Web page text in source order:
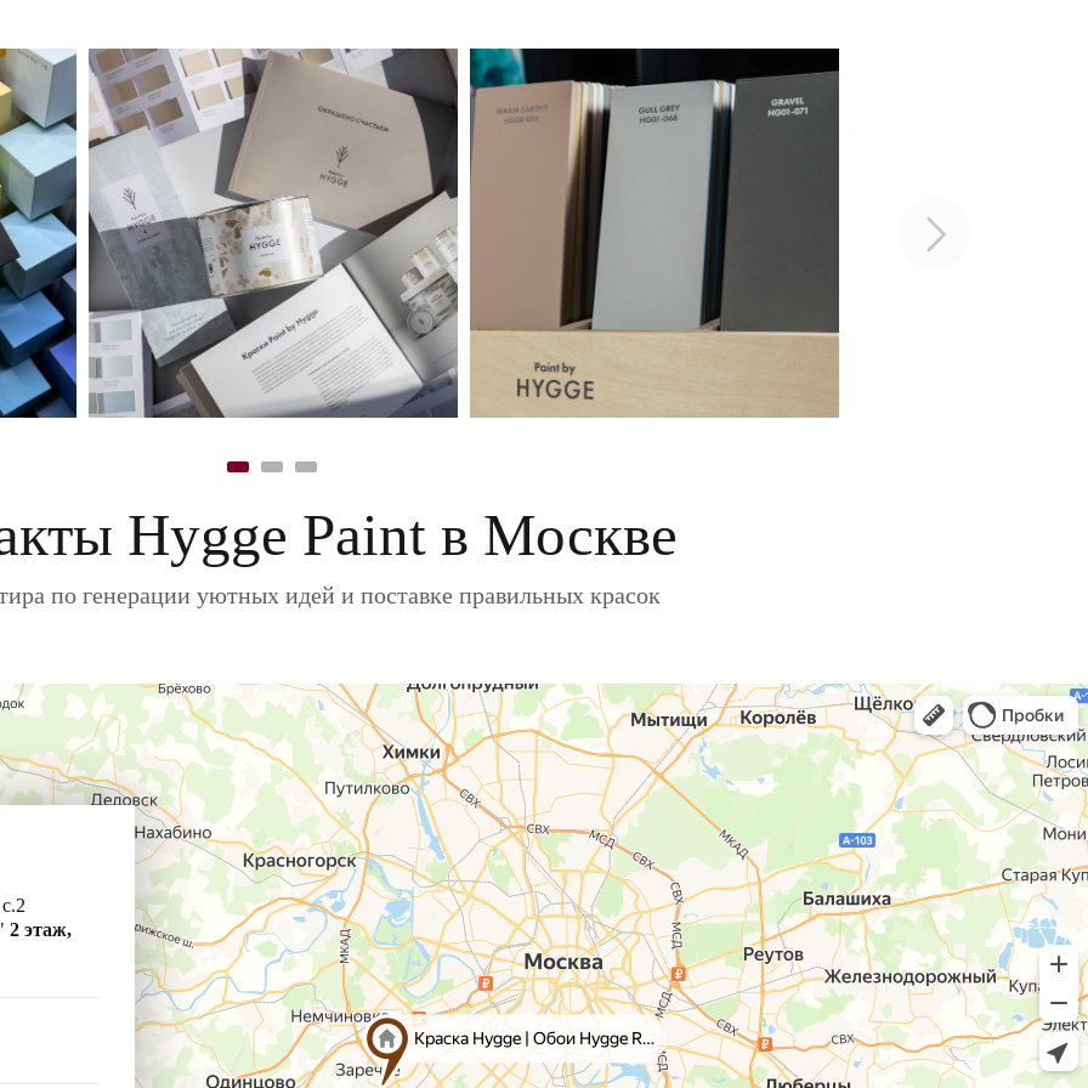
Hygge Paint в Москве
по генерации уютных идей и поставке правильных красок
2 этаж,